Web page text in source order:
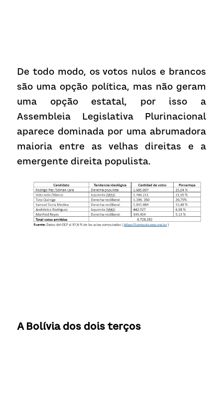
De todo modo, os votos nulos e brancos
são uma opção política, mas não geram
uma opção estatal, por isso a
Assembleia Legislativa Plurinacional
aparece dominada por uma abrumadora
maioria entre as velhas direitas e a
emergente direita populista.
A Bolívia dos dois terços